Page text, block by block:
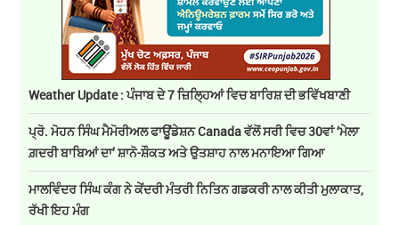
Weather Update : ਪੰਜਾਬ ਦੇ 7 ਜ਼ਿਲ੍ਹਿਆਂ ਵਿਚ ਬਾਰਿਸ਼ ਦੀ ਭਵਿੱਖਬਾਣੀ
ਪ੍ਰੋ. ਮੋਹਨ ਸਿੰਘ ਮੈਮੋਰੀਅਲ ਫਾਊਂਡੇਸ਼ਨ Canada ਵੱਲੋਂ ਸਰੀ ਵਿਚ 30ਵਾਂ ‘ਮੇਲਾ
ਗ਼ਦਰੀ ਬਾਬਿਆਂ ਦਾ’ ਸ਼ਾਨੋ-ਸ਼ੌਕਤ ਅਤੇ ਉਤਸ਼ਾਹ ਨਾਲ ਮਨਾਇਆ ਗਿਆ
ਮਾਲਵਿੰਦਰ ਸਿੰਘ ਕੰਗ ਨੇ ਕੇਂਦਰੀ ਮੰਤਰੀ ਨਿਤਿਨ ਗਡਕਰੀ ਨਾਲ ਕੀਤੀ ਮੁਲਾਕਾਤ,
ਰੱਖੀ ਇਹ ਮੰਗ